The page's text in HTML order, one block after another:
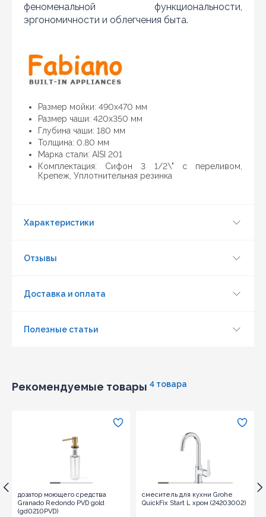
феноменальной функциональности,
эргономичности и облегчения быта.
Размер мойки: 490х470 мм
Размер чаши: 420х350 мм
Глубина чаши: 180 мм
Толщина: 0.80 мм
Марка стали: AISI 201
Комплектация: Cифон 3 1/2\" с переливом,
Крепеж, Уплотнительная резинка
Характеристики
Отзывы
Доставка и оплата
Полезные статьи
Рекомендуемые товары 4 товара
дозатор моющего средства
Granado Redondo PVD gold
(gd0210PVD)
смеситель для кухни Grohe
QuickFix Start L хром (24203002)
Нашли дешевле?
Уважаемы клиенты нашего магазина! Если вы блуждая
по интернету нашли цену нужного Вам товара
предложить более выгодную для Вас цену (при
условии, что товар данной модели должен быть у
конкурента в наличии и цена на данный товар в
другом интернет-магазине актуальная и
действующая)
Отправить